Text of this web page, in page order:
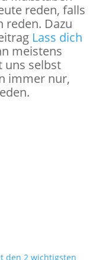
reden, falls
reden. Dazu
Lass dich
meistens
uns selbst
immer nur,